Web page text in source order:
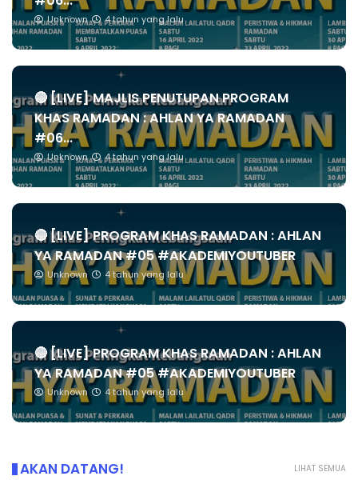
Unknown 4 tahun yang lalu
🔴 [LIVE] MAJLIS PENUTUPAN PROGRAM
KHAS RAMADAN : AHLAN YA RAMADAN
#06...
Unknown 4 tahun yang lalu
🔴 [LIVE] PROGRAM KHAS RAMADAN : AHLAN
YA RAMADAN #05 #AKADEMIYOUTUBER
Unknown 4 tahun yang lalu
🔴 [LIVE] PROGRAM KHAS RAMADAN : AHLAN
YA RAMADAN #05 #AKADEMIYOUTUBER
Unknown 4 tahun yang lalu
LIHAT SEMUA
AKAN DATANG!